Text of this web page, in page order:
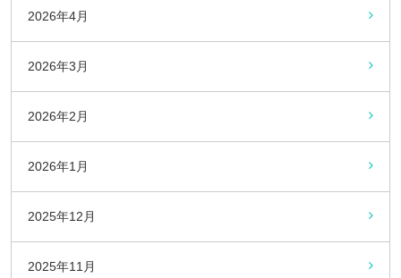
2026年4月
2026年3月
2026年2月
2026年1月
2025年12月
2025年11月